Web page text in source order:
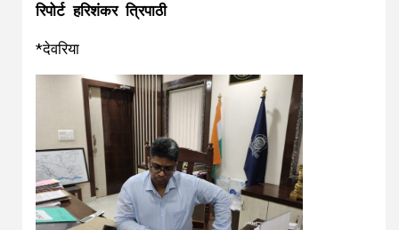
रिपोर्ट हरिशंकर त्रिपाठी
*देवरिया